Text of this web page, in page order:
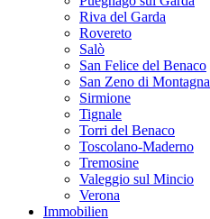
Riva del Garda
Rovereto
Salò
San Felice del Benaco
San Zeno di Montagna
Sirmione
Tignale
Torri del Benaco
Toscolano-Maderno
Tremosine
Valeggio sul Mincio
Verona
Immobilien